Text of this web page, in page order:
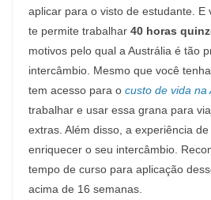
aplicar para o visto de estudante. E
te permite trabalhar 40 horas
motivos pelo qual a Austrália é tão
intercâmbio. Mesmo que você
tem acesso para o custo de vida na
trabalhar e usar essa grana para
extras. Além disso, a experiência
enriquecer o seu intercâmbio.
tempo de curso para aplicação
acima de 16 semanas.